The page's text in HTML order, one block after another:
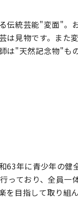
伝統芸能"変面"。
は見物です。また
は"天然記念物"も
63年に青少年の健
っており、全員一
を目指して取り組